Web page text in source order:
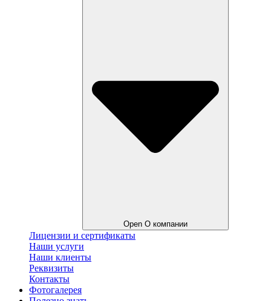
Open О компании
Лицензии и сертификаты
Наши услуги
Наши клиенты
Реквизиты
Контакты
Фотогалерея